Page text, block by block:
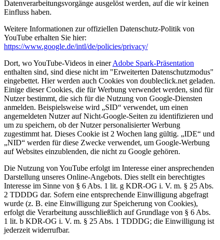
Datenverarbeitungsvorgänge ausgelöst werden, auf die wir keinen
Einfluss haben.
Weitere Informationen zur offiziellen Datenschutz-Politik von
YouTube erhalten Sie hier:
https://www.google.de/intl/de/policies/privacy/
Dort, wo YouTube-Videos in einerAdobe Spark-Präsentation
enthalten sind, sind diese nicht im "Erweiterten Datenschutzmodus"
eingebettet. Hier werden auch Cookies von doubleclick.net geladen.
Einige dieser Cookies, die für Werbung verwendet werden, sind für
Nutzer bestimmt, die sich für die Nutzung von Google-Diensten
anmelden. Beispielsweise wird „SID“ verwendet, um einen
angemeldeten Nutzer auf Nicht-Google-Seiten zu identifizieren und
um zu speichern, ob der Nutzer personalisierter Werbung
zugestimmt hat. Dieses Cookie ist 2 Wochen lang gültig. „IDE“ und
„NID“ werden für diese Zwecke verwendet, um Google-Werbung
auf Websites einzublenden, die nicht zu Google gehören.
Die Nutzung von YouTube erfolgt im Interesse einer ansprechenden
Darstellung unseres Online-Angebots. Dies stellt ein berechtigtes
Interesse im Sinne von § 6 Abs. 1 lit. g KDR-OG i. V. m. § 25 Abs.
2 TDDDG dar. Sofern eine entsprechende Einwilligung abgefragt
wurde (z. B. eine Einwilligung zur Speicherung von Cookies),
erfolgt die Verarbeitung ausschließlich auf Grundlage von § 6 Abs.
1 lit. b KDR-OG i. V. m. § 25 Abs. 1 TDDDG; die Einwilligung ist
jederzeit widerrufbar.